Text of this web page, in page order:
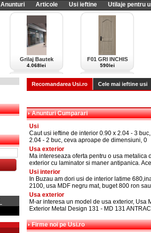
Anunturi Articole Usi ieftine Utilaje pentru
Grilaj Bautek
4.068lei
F01 GRI INCHIS
590lei
Recomandarea Usi.ro Cele mai ieftine usi
Anunturi Cumparari
Usi
Caut usi ieftine de interior 0.90 x 2.04 - 3
2.04 - 2 buc, ceva aproape de dimensiuni, 0
Usa exterior
Ma intereseaza oferta pentru o usa metalica
exterior cu laminator si maner antipanica. Ace
Usi interior
In Buzau am dori usi de interior latime
2100, usa MDF negru mat, buget 800 ron
Usa exterior
M-ar interesa un model de usa exterior, Usa
Exterior Metal Design 131 - MD 131
Firme noi pe Usi.ro